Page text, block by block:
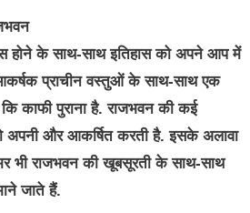
होने के साथ-साथ इतिहास को अपने आप में
प्राचीन‌ वस्तुओं के साथ-साथ एक
काफी पुराना है. राजभवन की कई
अपनी और आकर्षित करती है. इसके अलावा
भी राजभवन की खूबसूरती के साथ-साथ
जाते हैं.